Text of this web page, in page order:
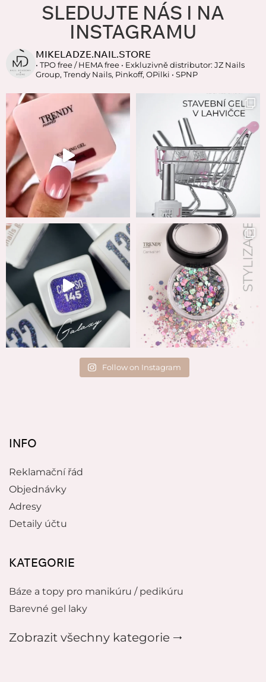
SLEDUJTE NÁS I NA
INSTAGRAMU
MIKELADZE.NAIL.STORE
• TPO free / HEMA free • Exkluzivně distributor: JZ Nails
Group, Trendy Nails, Pinkoff, OPilki • SPNP
Follow on Instagram
INFO
Reklamační řád
Objednávky
Adresy
Detaily účtu
KATEGORIE
Báze a topy pro manikúru / pedikúru
Barevné gel laky
Zobrazit všechny kategorie 🠂